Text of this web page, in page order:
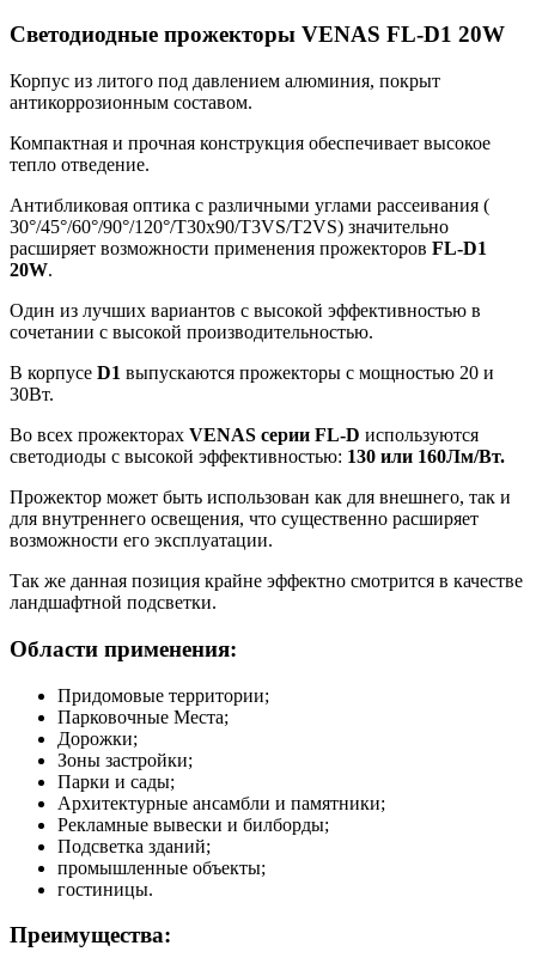
Светодиодные прожекторы VENAS FL-D1 20W
Корпус из литого под давлением алюминия, покрыт
антикоррозионным составом.
Компактная и прочная конструкция обеспечивает высокое
тепло отведение.
Антибликовая оптика с различными углами рассеивания (
30°/45°/60°/90°/120°/T30x90/T3VS/T2VS) значительно
расширяет возможности применения прожекторов FL-D1
20W.
Один из лучших вариантов с высокой эффективностью в
сочетании с высокой производительностью.
В корпусе D1 выпускаются прожекторы с мощностью 20 и
30Вт.
Во всех прожекторах VENAS серии FL-D используются
светодиоды с высокой эффективностью: 130 или 160Лм/Вт.
Прожектор может быть использован как для внешнего, так и
для внутреннего освещения, что существенно расширяет
возможности его эксплуатации.
Так же данная позиция крайне эффектно смотрится в качестве
ландшафтной подсветки.
Области применения:
Придомовые территории;
Парковочные Места;
Дорожки;
Зоны застройки;
Парки и сады;
Архитектурные ансамбли и памятники;
Рекламные вывески и билборды;
Подсветка зданий;
промышленные объекты;
гостиницы.
Преимущества: